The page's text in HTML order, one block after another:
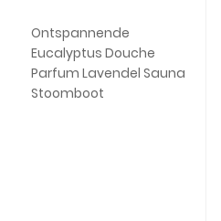
Ontspannende
Eucalyptus Douche
Parfum Lavendel Sauna
Stoomboot